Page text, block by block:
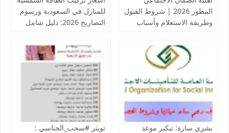
المطور 2026 | شروط القبول
وطريقة الاستعلام وأسباب
للمنازل في السعودية ورسوم
التصاريح 2026: دليل شامل
بشري سارة: تبكير موعد
تويتر #سحب_الجناسي :